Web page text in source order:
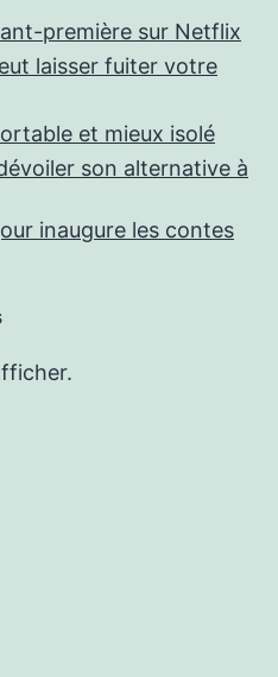
première sur Netflix
laisser fuiter votre
et mieux isolé
son alternative à
inaugure les contes